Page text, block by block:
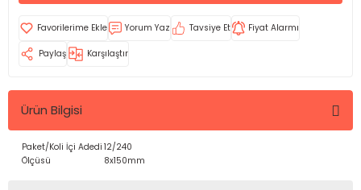
Yorum Yaz Tavsiye Et Fiyat Alarmı
Paylaş Karşılaştır
Ürün Bilgisi
Paket/Koli İçi Adedi 12/240
Ölçüsü
8x150mm